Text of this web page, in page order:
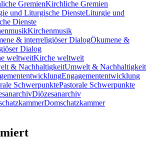
Kirchliche Gremien
Liturgie und
Dienste
Kirchenmusik
Ökumene &
Dialog
Kirche weltweit
Umwelt & Nachhaltigkeit
Engagemententwicklung
Pastorale Schwerpunkte
Diözesanarchiv
Domschatzkammer